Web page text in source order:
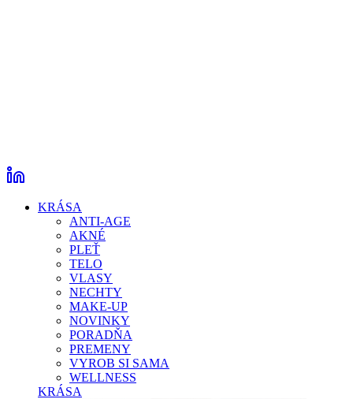
KRÁSA
ANTI-AGE
AKNÉ
PLEŤ
TELO
VLASY
NECHTY
MAKE-UP
NOVINKY
PORADŇA
PREMENY
VYROB SI SAMA
WELLNESS
KRÁSA